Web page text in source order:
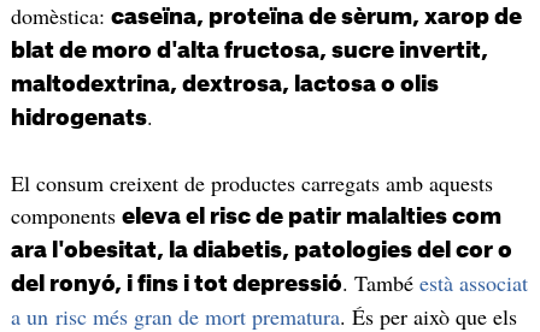
domèstica: caseïna, proteïna de sèrum, xarop de
blat de moro d'alta fructosa, sucre invertit,
maltodextrina, dextrosa, lactosa o olis
hidrogenats.
El consum creixent de productes carregats amb aquests
components eleva el risc de patir malalties com
ara l'obesitat, la diabetis, patologies del cor o
del ronyó, i fins i tot depressió. També està associat
a un risc més gran de mort prematura. És per això que els